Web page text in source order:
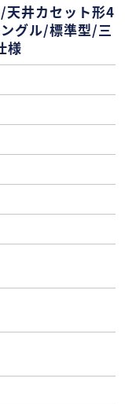
井カセット形4
グル/標準型/三
様